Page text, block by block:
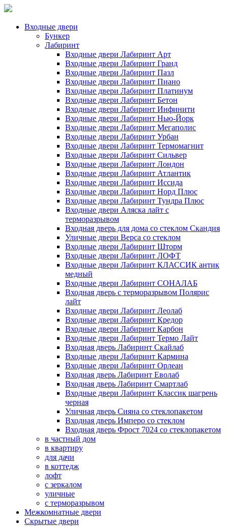
Входные двери
Бункер
Лабиринт
Входные двери Лабиринт Арт
Входные двери Лабиринт Гранд
Входные двери Лабиринт Пазл
Входные двери Лабиринт Пиано
Входные двери Лабиринт Платинум
Входные двери Лабиринт Бетон
Входные двери Лабиринт Инфинити
Входные двери Лабиринт Нью-Йорк
Входные двери Лабиринт Мегаполис
Входные двери Лабиринт Урбан
Входные двери Лабиринт Термомагнит
Входные двери Лабиринт Сильвер
Входные двери Лабиринт Лондон
Входные двери Лабиринт Атлантик
Входные двери Лабиринт Иссида
Входные двери Лабиринт Норд Плюс
Входные двери Лабиринт Тундра Плюс
Входные двери Аляска лайт с
терморазрывом
Входная дверь для дома со стеклом Скандия
Уличные двери Верса со стеклом
Входные двери Лабиринт Шторм
Входные двери Лабиринт ЛОФТ
Входные двери Лабиринт КЛАССИК антик
медный
Входные двери Лабиринт СОНАЛАБ
Входная дверь с терморазрывом Полярис
лайт
Входные двери Лабиринт Леолаб
Входные двери Лабиринт Кредор
Входные двери Лабиринт Карбон
Входные двери Лабиринт Термо Лайт
Входная дверь Лабиринт Скайлаб
Входные двери Лабиринт Кармина
Входные двери Лабиринт Орлеан
Входная дверь Лабиринт Еволаб
Входная дверь Лабиринт Смартлаб
Входные двери Лабиринт Классик шагрень
черная
Уличная дверь Сияна со стеклопакетом
Входная дверь Имперо со стеклом
Входная дверь Фрост 7024 со стеклопакетом
в частный дом
в квартиру
для дачи
в коттедж
лофт
с зеркалом
уличные
с терморазрывом
Межкомнатные двери
Скрытые двери